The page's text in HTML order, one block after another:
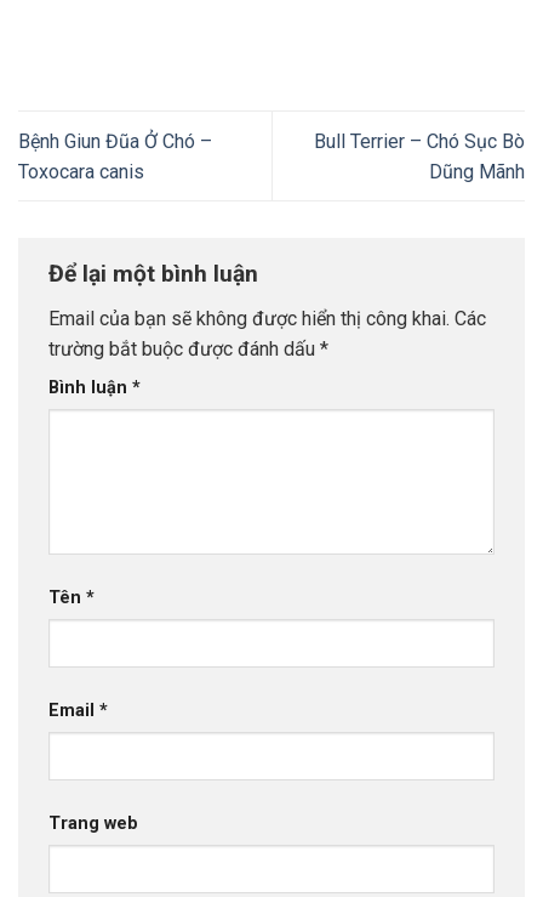
Bệnh Giun Đũa Ở Chó –
Toxocara canis
Bull Terrier – Chó Sục Bò
Dũng Mãnh
Để lại một bình luận
Email của bạn sẽ không được hiển thị công khai. Các
trường bắt buộc được đánh dấu *
Bình luận *
Tên *
Email *
Trang web